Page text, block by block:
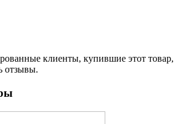
клиенты, купившие этот товар,
отзывы.